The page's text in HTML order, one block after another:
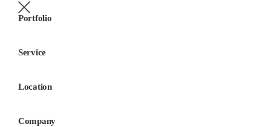
Portfolio
Service
Location
Company